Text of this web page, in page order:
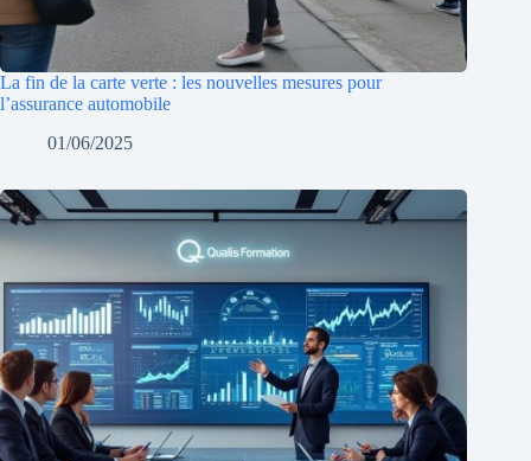
La fin de la carte verte : les nouvelles mesures pour
l’assurance automobile
01/06/2025